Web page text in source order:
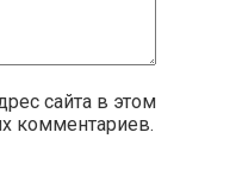
сайта в этом
комментариев.